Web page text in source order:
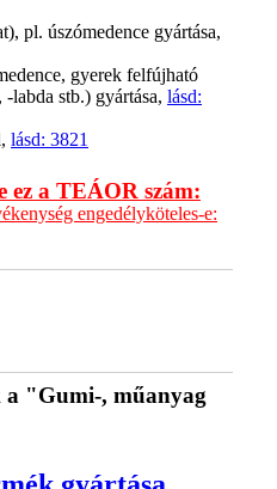
pl. úszómedence gyártása,
gyerek felfújható
labda stb.) gyártása, lásd:
lásd: 3821
a TEÁOR szám:
engedélyköteles-e:
a "Gumi-, műanyag